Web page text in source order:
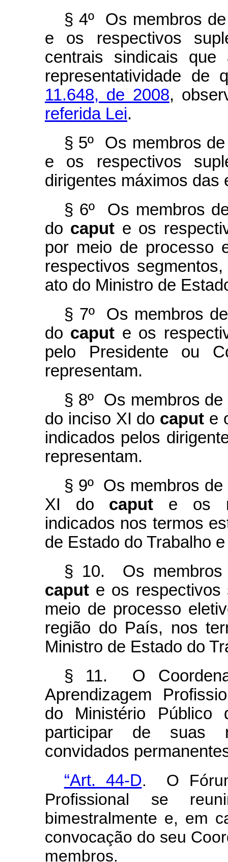
§ 4º Os membros
e os respectivos
centrais sindicais que
representatividade
11.648, de 2008,
referida Lei.
§ 5º Os membros
e os respectivos
dirigentes máximos das
§ 6º Os membros
do caput e os
por meio de processo
respectivos
ato do Ministro de
§ 7º Os membros
do caput e os
pelo Presidente ou
representam.
§ 8º Os membros de
do inciso XI do caput e
indicados pelos
representam.
§ 9º Os membros de
XI do caput e os
indicados nos termos
de Estado do Trabalho
§ 10. Os
caput e os respectivos
meio de processo
região do País, nos
Ministro de Estado do
§ 11. O
Aprendizagem
do Ministério
participar de suas
convidados
“Art. 44-D. O
Profissional se
bimestralmente e, em
convocação do seu
membros.